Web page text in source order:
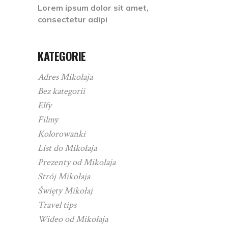
Lorem ipsum dolor sit amet,
consectetur adipi
KATEGORIE
Adres Mikołaja
Bez kategorii
Elfy
Filmy
Kolorowanki
List do Mikołaja
Prezenty od Mikołaja
Strój Mikołaja
Święty Mikołaj
Travel tips
Wideo od Mikołaja